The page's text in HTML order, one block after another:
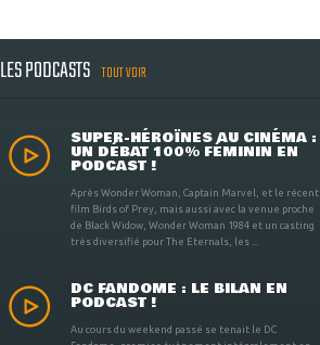
LES PODCASTS TOUT VOIR
SUPER-HÉROÏNES AU CINÉMA :
UN DÉBAT 100% FÉMININ EN
PODCAST !
Après Wonder Woman, Captain Marvel, et le récent
film Birds of Prey, mais aussi avec la venue proche
de Black Widow, Wonder Woman 1984 et un casting
très diversifié pour The Eternals, les ...
DC FANDOME : LE BILAN EN
PODCAST !
Au cours du weekend passé se tenait le DC